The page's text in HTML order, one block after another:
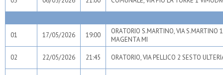
01 17/05/2026 19:00
ORATORIO S.MARTINO, VIA S.MARTINO
MAGENTA MI
02 22/05/2026 21:45 ORATORIO, VIA PELLICO 2 SESTO